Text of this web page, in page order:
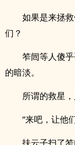
如果是来拯
们？
笮闿等人傻
的暗淡。
所谓的救星
“来吧，让他